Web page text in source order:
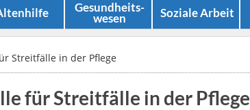
Gesundheits­
wesen Soziale Arbeit
Streitfälle in der Pflege
für Streitfälle in der Pflege